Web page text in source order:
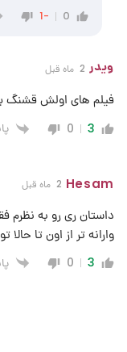
0
-1
ویدر 2 ماه قبل
فیلم های اولش قشنگ
3
0
Hesam 2 ماه قبل
داستان ری رو به
وارانه تر از اون تا
3
0